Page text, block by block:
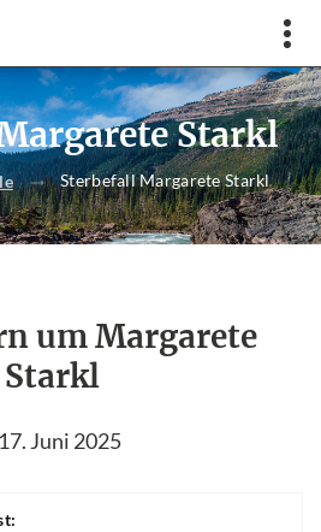
Starkl
Sterbefall Margarete Starkl
um Margarete
Starkl
Juni 2025